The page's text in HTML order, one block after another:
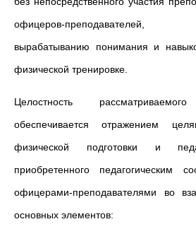
офицеров-преподавателей,
вырабатыванию понимания и
физической тренировке.
Целостность
обеспечивается отражением
физической подготовки и
приобретенного педагогическим
офицерами-преподавателями во
основных элементов: